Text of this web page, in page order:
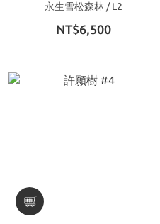
永生雪松森林 / L2
NT$6,500